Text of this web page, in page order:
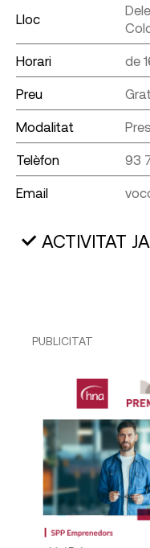
Lloc
Horari de
Preu
Modalitat
Telèfon 93
Email
ACTIVITAT
PUBLICITAT